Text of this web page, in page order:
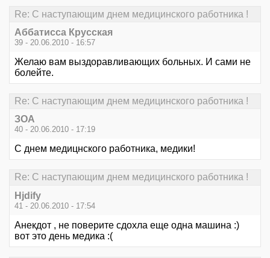
Re: С наступающим днем медицинского работника !
Аббатисса Крусская
39 - 20.06.2010 - 16:57
Желаю вам выздоравливающих больных. И сами не
болейте.
Re: С наступающим днем медицинского работника !
ЗОА
40 - 20.06.2010 - 17:19
С днем медицнского работника, медики!
Re: С наступающим днем медицинского работника !
Hjdify
41 - 20.06.2010 - 17:54
Анекдот , не поверите сдохла еще одна машина :)
вот это день медика :(